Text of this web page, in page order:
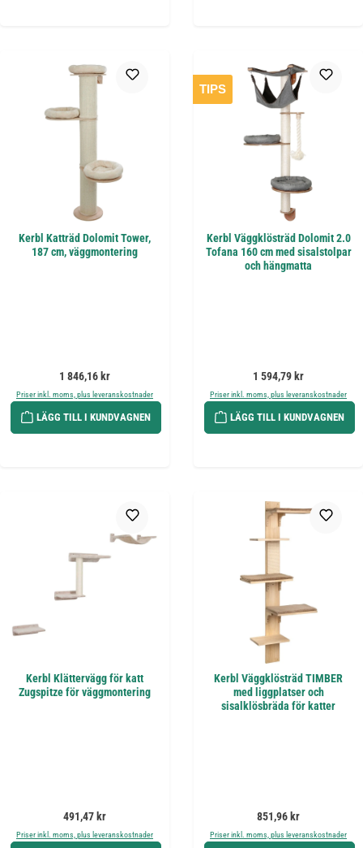
Kerbl Katträd Dolomit Tower,
187 cm, väggmontering
Ordinarie pris:
1 846,16 kr
Priser inkl. moms, plus leveranskostnader
LÄGG TILL I KUNDVAGNEN
TIPS
Kerbl Väggklösträd Dolomit 2.0
Tofana 160 cm med sisalstolpar
och hängmatta
Ordinarie pris:
1 594,79 kr
Priser inkl. moms, plus leveranskostnader
LÄGG TILL I KUNDVAGNEN
Kerbl Klättervägg för katt
Zugspitze för väggmontering
Ordinarie pris:
491,47 kr
Priser inkl. moms, plus leveranskostnader
Kerbl Väggklösträd TIMBER
med liggplatser och
sisalklösbräda för katter
Ordinarie pris:
851,96 kr
Priser inkl. moms, plus leveranskostnader